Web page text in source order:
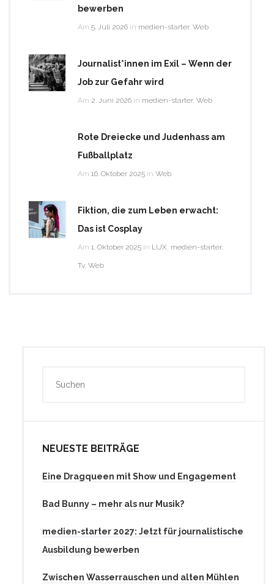
bewerben
Am 5. Juli 2026 in medien-starter, Web
Journalist*innen im Exil – Wenn der
Job zur Gefahr wird
Am 2. Juni 2026 in medien-starter, Web
Rote Dreiecke und Judenhass am
Fußballplatz
Am 16. Oktober 2025 in Web
Fiktion, die zum Leben erwacht:
Das ist Cosplay
Am 1. Oktober 2025 in LUX, medien-starter,
Tv, Web
NEUESTE BEITRÄGE
Eine Dragqueen mit Show und Engagement
Bad Bunny – mehr als nur Musik?
medien-starter 2027: Jetzt für journalistische
Ausbildung bewerben
Zwischen Wasserrauschen und alten Mühlen